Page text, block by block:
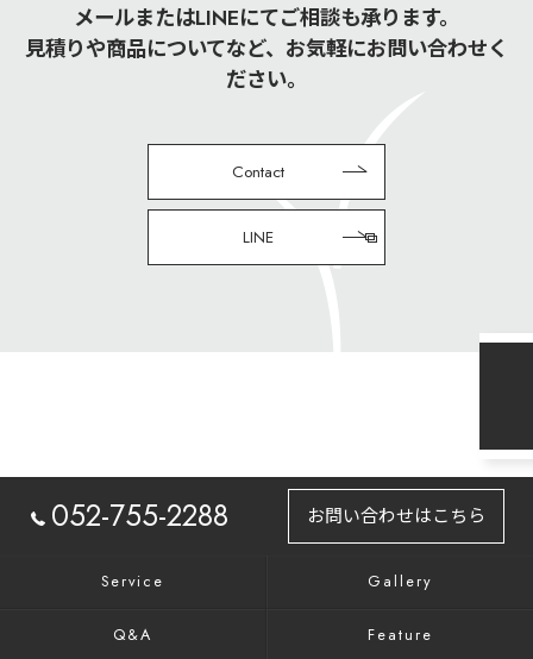
メールまたはLINEにてご相談も承ります。
見積りや商品についてなど、お気軽にお問い合わせく
ださい。
Contact
LINE
052-755-2288 お問い合わせはこちら
Service Gallery
Q&A Feature